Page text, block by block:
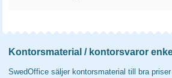
Kontorsmaterial / kontorsvaror
SwedOffice säljer kontorsmaterial till bra